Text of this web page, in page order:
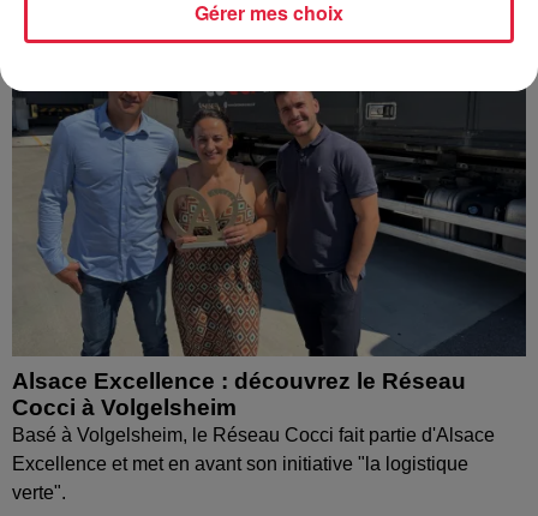
Alsace Excellence : découvrez le Réseau
Cocci à Volgelsheim
Basé à Volgelsheim, le Réseau Cocci fait partie d'Alsace
Excellence et met en avant son initiative "la logistique
verte".
Gérer mes choix